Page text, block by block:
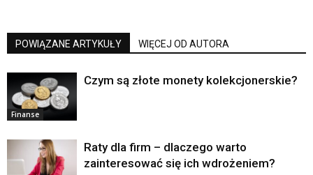
POWIĄZANE ARTYKUŁY WIĘCEJ OD AUTORA
Finanse
Czym są złote monety kolekcjonerskie?
Raty dla firm – dlaczego warto
zainteresować się ich wdrożeniem?